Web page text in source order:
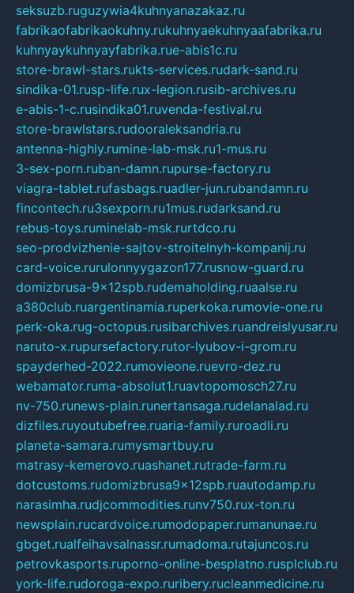
seksuzb.ruguzywia4kuhnyanazakaz.ru
fabrikaofabrikaokuhny.rukuhnyaekuhnyaafabrika.ru
kuhnyaykuhnyayfabrika.rue-abis1c.ru
store-brawl-stars.rukts-services.rudark-sand.ru
sindika-01.rusp-life.rux-legion.rusib-archives.ru
e-abis-1-c.rusindika01.ruvenda-festival.ru
store-brawlstars.rudooraleksandria.ru
antenna-highly.rumine-lab-msk.ru1-mus.ru
3-sex-porn.ruban-damn.rupurse-factory.ru
viagra-tablet.rufasbags.ruadler-jun.rubandamn.ru
fincontech.ru3sexporn.ru1mus.rudarksand.ru
rebus-toys.ruminelab-msk.rurtdco.ru
seo-prodvizhenie-sajtov-stroitelnyh-kompanij.ru
card-voice.rurulonnyygazon177.rusnow-guard.ru
domizbrusa-9x12spb.rudemaholding.ruaalse.ru
a380club.ruargentinamia.ruperkoka.rumovie-one.ru
perk-oka.rug-octopus.rusibarchives.ruandreislyusar.ru
naruto-x.rupursefactory.rutor-lyubov-i-grom.ru
spayderhed-2022.rumovieone.ruevro-dez.ru
webamator.ruma-absolut1.ruavtopomosch27.ru
nv-750.runews-plain.runertansaga.rudelanalad.ru
dizfiles.ruyoutubefree.ruaria-family.ruroadli.ru
planeta-samara.rumysmartbuy.ru
matrasy-kemerovo.ruashanet.rutrade-farm.ru
dotcustoms.rudomizbrusa9x12spb.ruautodamp.ru
narasimha.rudjcommodities.runv750.rux-ton.ru
newsplain.rucardvoice.rumodopaper.rumanunae.ru
gbget.rualfeihavsalnassr.rumadoma.rutajuncos.ru
petrovkasports.ruporno-online-besplatno.rusplclub.ru
york-life.rudoroga-expo.ruribery.rucleanmedicine.ru